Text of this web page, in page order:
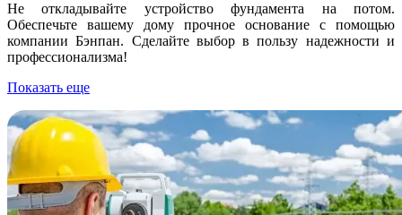
Не откладывайте устройство фундамента на потом.
Обеспечьте вашему дому прочное основание с помощью
компании Бэнпан. Сделайте выбор в пользу надежности и
профессионализма!
Показать еще